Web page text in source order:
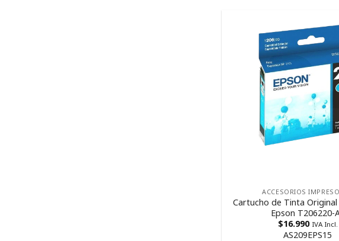
ACCESORIOS
Cartucho de Tinta Original
Epson T206220-
$16.990 IVA Incl.
AS209EPS15